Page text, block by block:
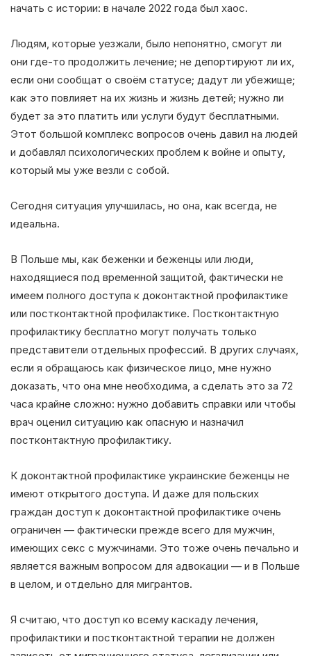
начать с истории: в начале 2022 года был хаос.
Людям, которые уезжали, было непонятно, смогут ли
они где-то продолжить лечение; не депортируют ли их,
если они сообщат о своём статусе; дадут ли убежище;
как это повлияет на их жизнь и жизнь детей; нужно ли
будет за это платить или услуги будут бесплатными.
Этот большой комплекс вопросов очень давил на людей
и добавлял психологических проблем к войне и опыту,
который мы уже везли с собой.
Сегодня ситуация улучшилась, но она, как всегда, не
идеальна.
В Польше мы, как беженки и беженцы или люди,
находящиеся под временной защитой, фактически не
имеем полного доступа к доконтактной профилактике
или постконтактной профилактике. Постконтактную
профилактику бесплатно могут получать только
представители отдельных профессий. В других случаях,
если я обращаюсь как физическое лицо, мне нужно
доказать, что она мне необходима, а сделать это за 72
часа крайне сложно: нужно добавить справки или чтобы
врач оценил ситуацию как опасную и назначил
постконтактную профилактику.
К доконтактной профилактике украинские беженцы не
имеют открытого доступа. И даже для польских
граждан доступ к доконтактной профилактике очень
ограничен — фактически прежде всего для мужчин,
имеющих секс с мужчинами. Это тоже очень печально и
является важным вопросом для адвокации — и в Польше
в целом, и отдельно для мигрантов.
Я считаю, что доступ ко всему каскаду лечения,
профилактики и постконтактной терапии не должен